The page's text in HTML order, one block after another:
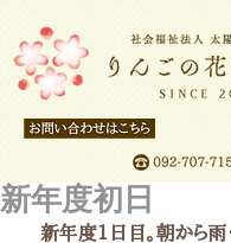
新年度初日
新年度1日目。朝から雨・